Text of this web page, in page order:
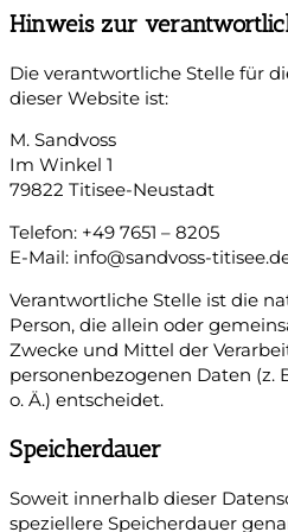
Hinweis zur
Die verantwortliche Stelle für
dieser Website ist:
M. Sandvoss
Im Winkel 1
79822 Titisee-Neustadt
Telefon: +49 7651 – 8205
E-Mail: info@sandvoss-
Verantwortliche Stelle ist die
Person, die allein oder
Zwecke und Mittel der
personenbezogenen Daten (z.
o. Ä.) entscheidet.
Speicherdauer
Soweit innerhalb dieser
speziellere Speicherdauer